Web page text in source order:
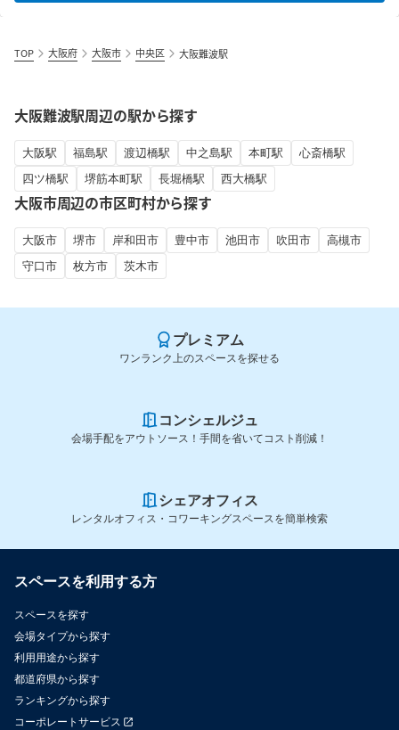
TOP 大阪府 大阪市 中央区 大阪難波駅
大阪難波駅周辺の駅から探す
大阪駅 福島駅 渡辺橋駅 中之島駅 本町駅
心斎橋駅
四ツ橋駅
堺筋本町駅 長堀橋駅 西大橋駅
大阪市周辺の市区町村から探す
大阪市 堺市 岸和田市 豊中市 池田市 吹田市
高槻市
守口市
枚方市 茨木市
プレミアム
ワンランク上のスペースを探せる
コンシェルジュ
会場手配をアウトソース！手間を省いてコスト削減！
シェアオフィス
レンタルオフィス・コワーキングスペースを簡単検索
スペースを利用する方
スペースを探す
会場タイプから探す
利用用途から探す
都道府県から探す
ランキングから探す
コーポレートサービス